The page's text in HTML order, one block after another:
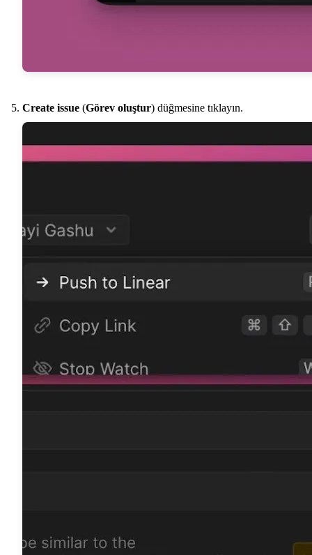
Create issue (Görev oluştur) düğmesine tıklayın.